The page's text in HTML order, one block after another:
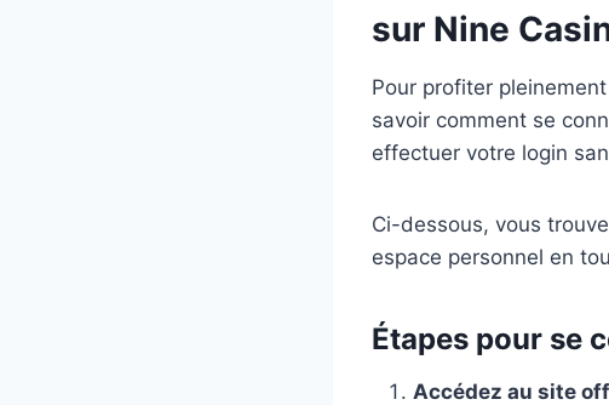
sur Nine
Pour profiter
savoir comment se
effectuer votre login
Ci-dessous, vous
espace personnel en
Étapes pour se
Accédez au site